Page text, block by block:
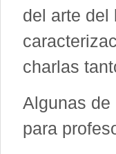
del arte del
charlas
Algunas de
para